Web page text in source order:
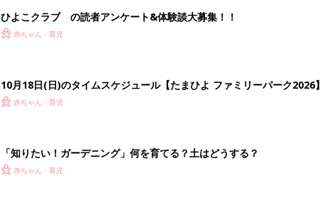
ひよこクラブ の読者アンケート&体験談大募集！！
赤ちゃん・育児
10月18日(日)のタイムスケジュール【たまひよ ファミリーパーク2026】
赤ちゃん・育児
「知りたい！ガーデニング」何を育てる？土はどうする？
赤ちゃん・育児